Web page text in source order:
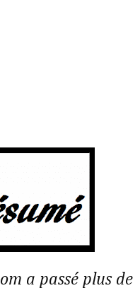
a passé plus de